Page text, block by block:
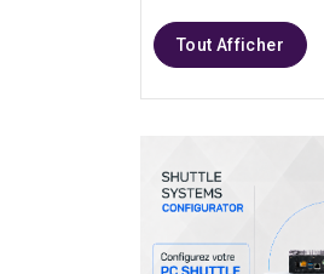
Tout Afficher